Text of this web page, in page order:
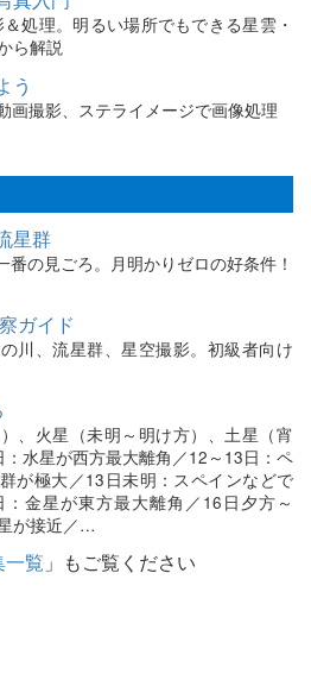
処理。明るい場所でもできる星雲・
ら解説
う
画撮影、ステライメージで画像処理
星群
番の見ごろ。月明かりゼロの好条件！
ガイド
川、流星群、星空撮影。初級者向け
、火星（未明～明け方）、土星（宵
：水星が西方最大離角／12～13日：ペ
が極大／13日未明：スペインなどで
金星が東方最大離角／16日夕方～
が接近／…
一覧 」もご覧ください